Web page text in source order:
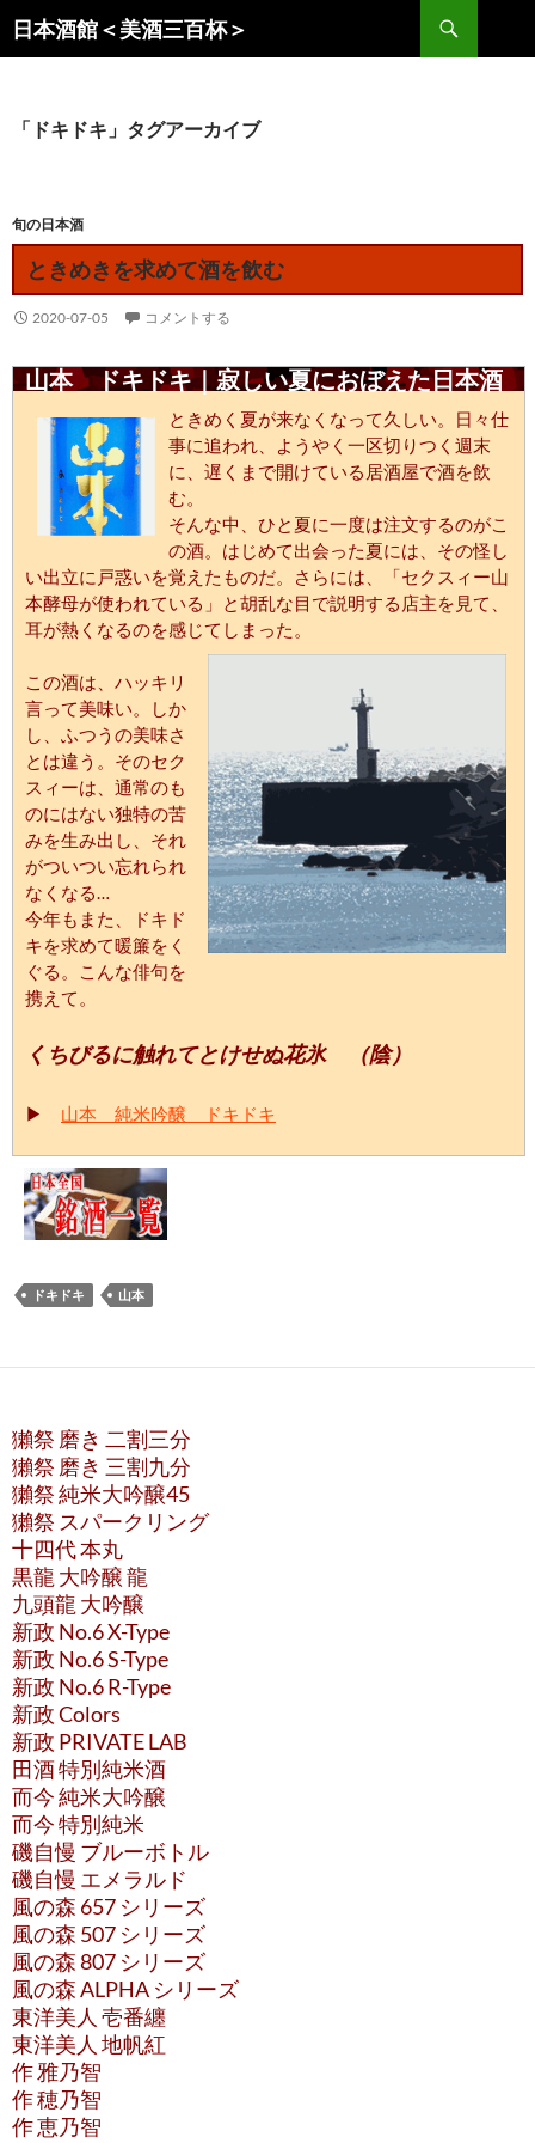
ン
キ
ッ
日本酒館＜美酒三百杯＞
索
「ドキドキ」タグアーカイブ
旬の日本酒
ときめきを求めて酒を飲む
2020-07-05 コメントする
山本 ドキドキ｜寂しい夏におぼえた日本酒
ときめく夏が来なくなって久しい。日々仕
事に追われ、ようやく一区切りつく週末
に、遅くまで開けている居酒屋で酒を飲
む。
そんな中、ひと夏に一度は注文するのがこ
の酒。はじめて出会った夏には、その怪し
い出立に戸惑いを覚えたものだ。さらには、「セクスィー山
本酵母が使われている」と胡乱な目で説明する店主を見て、
耳が熱くなるのを感じてしまった。
この酒は、ハッキリ
言って美味い。しか
し、ふつうの美味さ
とは違う。そのセク
スィーは、通常のも
のにはない独特の苦
みを生み出し、それ
がついつい忘れられ
なくなる…
今年もまた、ドキド
キを求めて暖簾をく
ぐる。こんな俳句を
携えて。
くちびるに触れてとけせぬ花氷 （陰）
▶ 山本 純米吟醸 ドキドキ
ドキドキ 山本
獺祭 磨き 二割三分
獺祭 磨き 三割九分
獺祭 純米大吟醸45
獺祭 スパークリング
十四代 本丸
黒龍 大吟醸 龍
九頭龍 大吟醸
新政 No.6 X-Type
新政 No.6 S-Type
新政 No.6 R-Type
新政 Colors
新政 PRIVATE LAB
田酒 特別純米酒
而今 純米大吟醸
而今 特別純米
磯自慢 ブルーボトル
磯自慢 エメラルド
風の森 657 シリーズ
風の森 507 シリーズ
風の森 807 シリーズ
風の森 ALPHA シリーズ
東洋美人 壱番纏
東洋美人 地帆紅
作 雅乃智
作 穂乃智
作 恵乃智